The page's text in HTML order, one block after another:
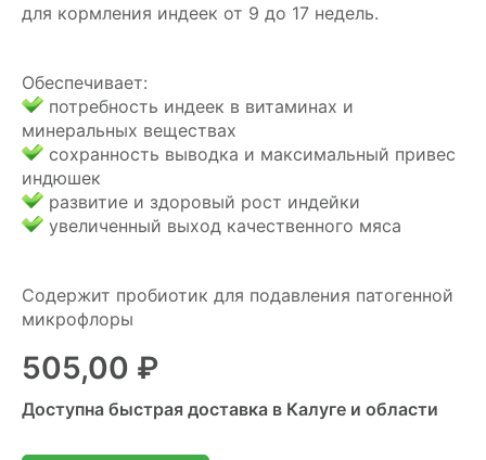
для кормления индеек от 9 до 17 недель.
Обеспечивает:
потребность индеек в витаминах и
минеральных веществах
сохранность выводка и максимальный привес
индюшек
развитие и здоровый рост индейки
увеличенный выход качественного мяса
Содержит пробиотик для подавления патогенной
микрофлоры
505,00 ₽
Доступна быстрая доставка в Калуге и области
КАЛЬКУЛЯТОР КОМБИКОРМА